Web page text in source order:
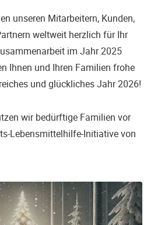
unseren Mitarbeitern, Kunden,
weltweit herzlich für Ihr
im Jahr 2025
Ihnen und Ihren Familien frohe
und glückliches Jahr 2026!
wir bedürftige Familien vor
Lebensmittelhilfe-Initiative von